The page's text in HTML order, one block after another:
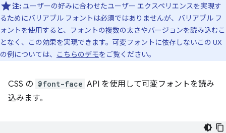
注: ユーザーの好みに合わせたユーザー エクスペリエンスを実現す
るためにバリアブル フォントは必須ではありませんが、バリアブル フ
ォントを使用すると、フォントの複数の太さやバージョンを読み込むこ
となく、この効果を実現できます。可変フォントに依存しないこの UX
の例については、
こちらのデモをご覧ください。
CSS の @font-face API を使用して可変フォントを読み
込みます。